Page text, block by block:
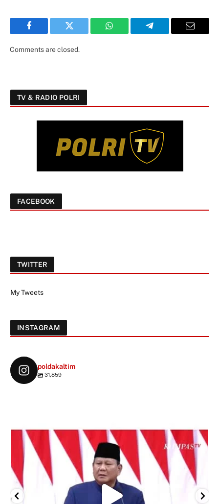
Facebook Twitter WhatsApp Telegram Email
Comments are closed.
TV & RADIO POLRI
FACEBOOK
TWITTER
My Tweets
INSTAGRAM
poldakaltim
31,859